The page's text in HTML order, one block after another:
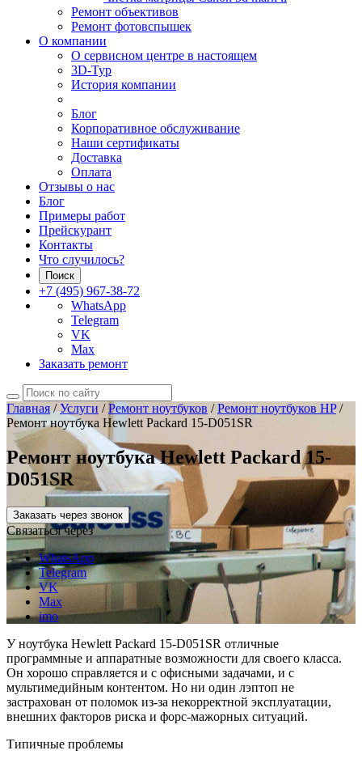
Ремонт объективов
Ремонт фотовспышек
О компании
О сервисном центре в настоящем
3D-Тур
История компании
Блог
Корпоративное обслуживание
Наши сертификаты
Доставка
Оплата
Отзывы о нас
Блог
Примеры работ
Прейскурант
Контакты
Что случилось?
Поиск
+7 (495) 967-38-72
WhatsApp
Telegram
VK
Max
Заказать ремонт
Главная/Услуги /Ремонт ноутбуков /Ремонт ноутбуков HP/
Ремонт ноутбука Hewlett Packard 15-D051SR
Ремонт ноутбука Hewlett Packard 15-
D051SR
Заказать через звонок
Связаться через
WhatsApp
Telegram
VK
Max
imo
У ноутбука Hewlett Packard 15-D051SR отличные
программные и аппаратные возможности для своего класса.
Он хорошо справляется и с офисными задачами, и с
мультимедийным контентом. Но ни один лэптоп не
застрахован от поломок из-за некорректной эксплуатации,
внешних факторов риска и форс-мажорных ситуаций.
Типичные проблемы